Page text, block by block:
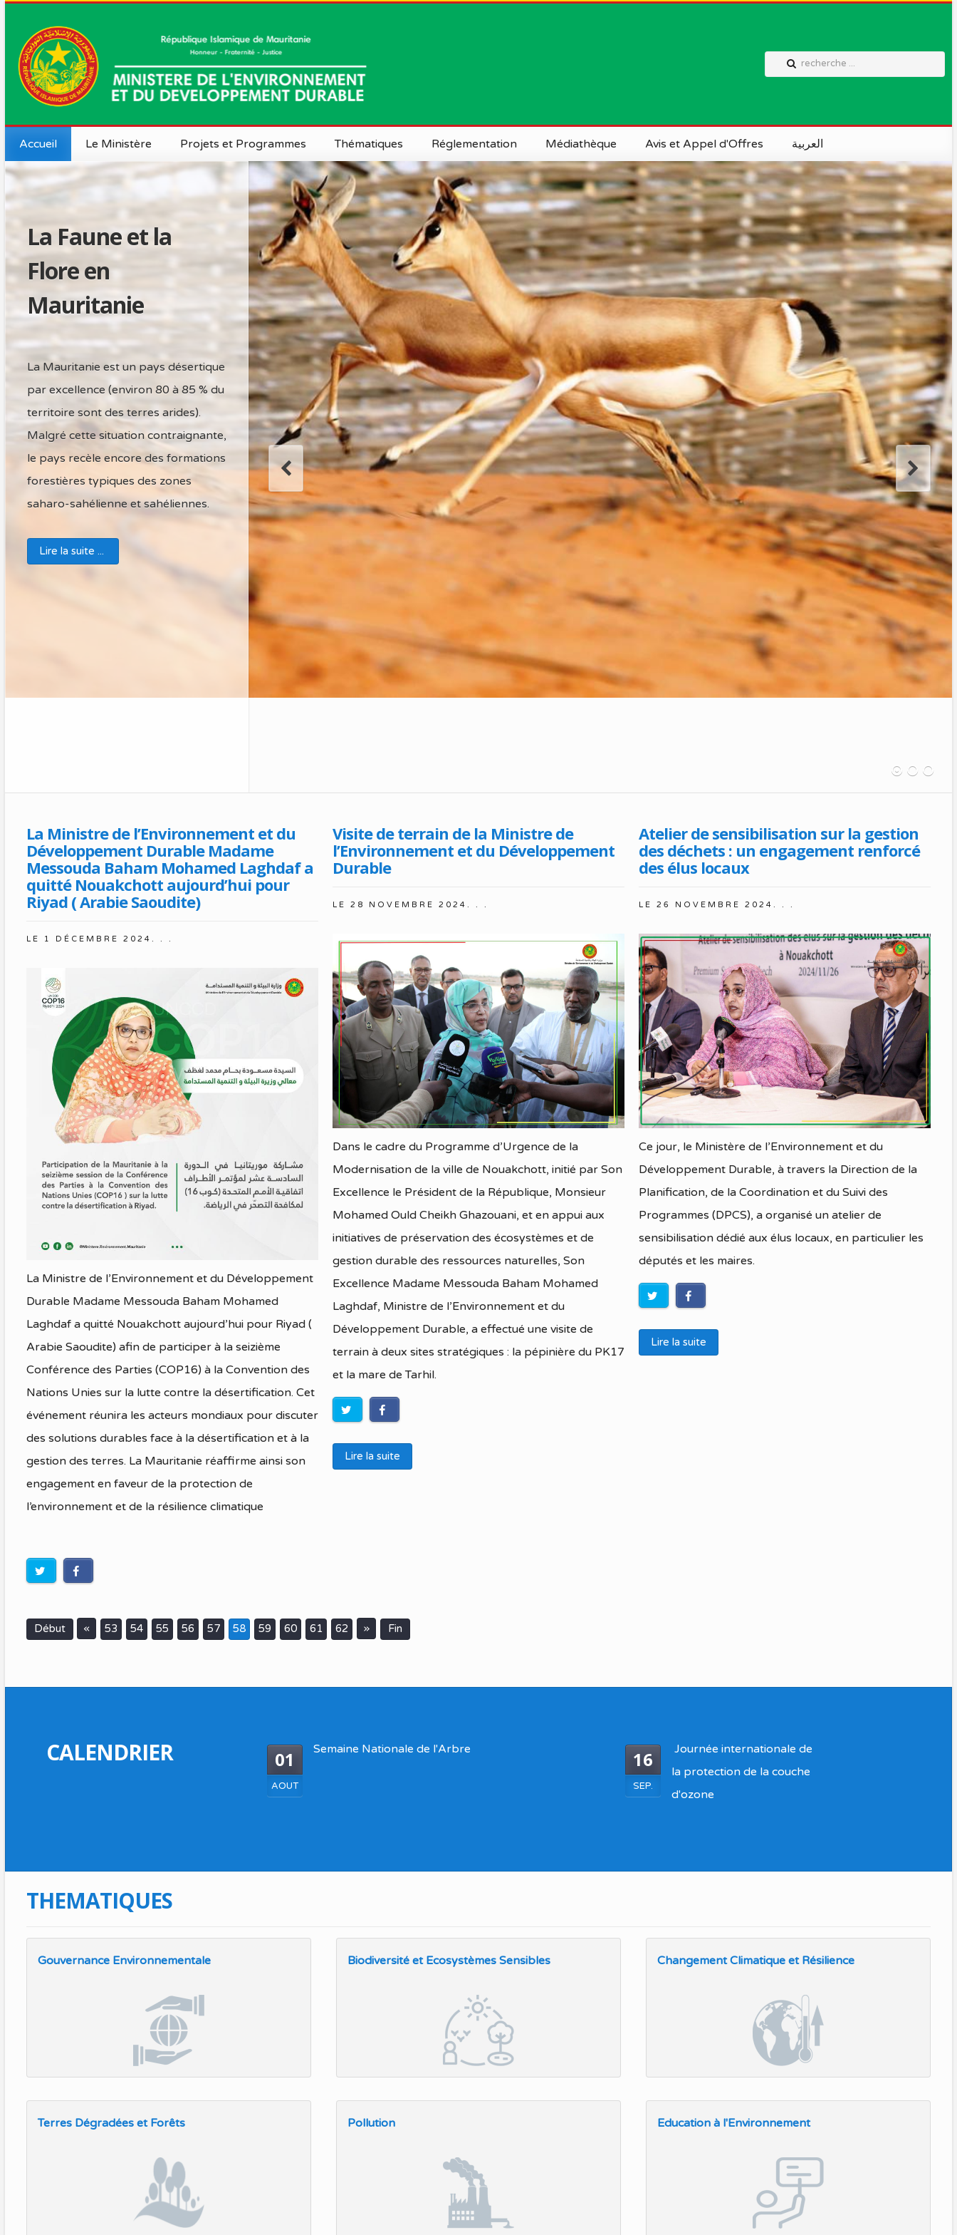
Accueil
Actualité
Le Ministère
Missions et vision
Le Cabinet
Le Secrétariat Général
Directions Centrales
Délégations régionales
Etablissements sous tutelle
Politiques et stratégie
MEDD en chiffres
Projets et Programmes
Thématiques
Terres Dégradées et Forêts
Biodiversité et Ecosystèmes
Sensibles
Pollution
Changement Climatique et
Résilience
Transition et Innovation
Écologiques
Gouvernance
Environnementale et
Partenariats
Réglementation
Lois et décrets
Conventions
Médiathèque
Documentation
Presse
Photos
Vidéos
Avis et Appel d'Offres العربية
La Faune et la
Flore en
Mauritanie
La Mauritanie est un pays désertique
par excellence (environ 80 à 85 % du
territoire sont des terres arides).
Malgré cette situation contraignante,
le pays recèle encore des formations
forestières typiques des zones
saharo-sahélienne et sahéliennes.
Lire la suite ...
La Ministre de l’Environnement et du
Développement Durable Madame
Messouda Baham Mohamed Laghdaf a
quitté Nouakchott aujourd’hui pour
Riyad ( Arabie Saoudite)
LE 1 DÉCEMBRE 2024 . . .
La Ministre de l’Environnement et du Développement
Durable Madame Messouda Baham Mohamed
Laghdaf a quitté Nouakchott aujourd’hui pour Riyad (
Arabie Saoudite) afin de participer à la seizième
Conférence des Parties (COP16) à la Convention des
Nations Unies sur la lutte contre la désertification. Cet
événement réunira les acteurs mondiaux pour discuter
des solutions durables face à la désertification et à la
gestion des terres. La Mauritanie réaffirme ainsi son
engagement en faveur de la protection de
l’environnement et de la résilience climatique
Visite de terrain de la Ministre de
l’Environnement et du Développement
Durable
LE 28 NOVEMBRE 2024 . . .
Dans le cadre du Programme d’Urgence de la
Modernisation de la ville de Nouakchott, initié par Son
Excellence le Président de la République, Monsieur
Mohamed Ould Cheikh Ghazouani, et en appui aux
initiatives de préservation des écosystèmes et de
gestion durable des ressources naturelles, Son
Excellence Madame Messouda Baham Mohamed
Laghdaf, Ministre de l’Environnement et du
Développement Durable, a effectué une visite de
terrain à deux sites stratégiques : la pépinière du PK17
et la mare de Tarhil.
Lire la suite
Atelier de sensibilisation sur la gestion
des déchets : un engagement renforcé
des élus locaux
LE 26 NOVEMBRE 2024 . . .
Ce jour, le Ministère de l’Environnement et du
Développement Durable, à travers la Direction de la
Planification, de la Coordination et du Suivi des
Programmes (DPCS), a organisé un atelier de
sensibilisation dédié aux élus locaux, en particulier les
députés et les maires.
Lire la suite
Début « 53 54 55 56 57 58 59 60 61 62 » Fin
CALENDRIER 01
AOUT
Semaine Nationale de l'Arbre 16
SEP.
Journée internationale de
la protection de la couche
d'ozone
THEMATIQUES
Gouvernance Environnementale Biodiversité et Ecosystèmes Sensibles Changement Climatique et Résilience
Terres Dégradées et Forêts Pollution Education à l'Environnement